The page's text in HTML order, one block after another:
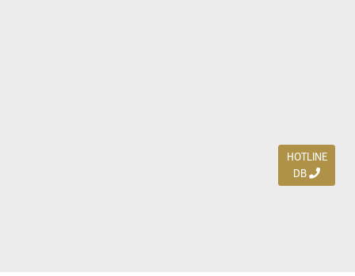
HOTLINE
DB